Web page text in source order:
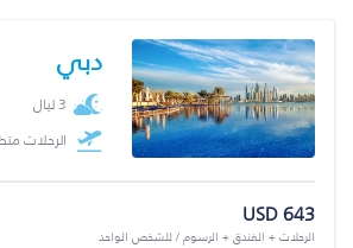
دبي
3 ليال
الرحلات
USD 643
الرحلات + الفندق + الرسوم / للشخص الواحد